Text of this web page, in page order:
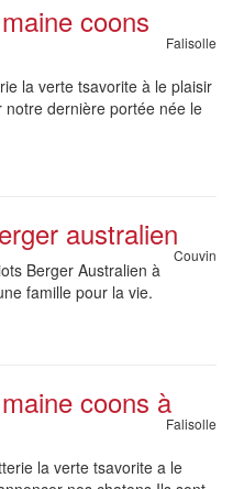
coons
Falisolle
la verte tsavorite à le plaisir
notre dernière portée née le
australien
Couvin
Berger Australien à
famille pour la vie.
coons à
Falisolle
la verte tsavorite a le